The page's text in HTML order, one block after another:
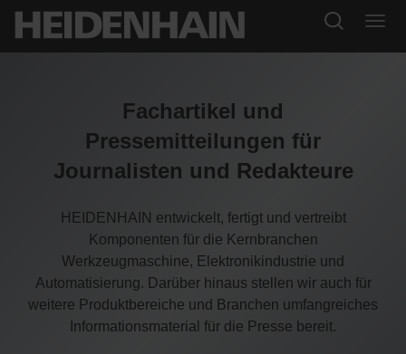
Fachartikel und
Pressemitteilungen für
Journalisten und Redakteure
HEIDENHAIN entwickelt, fertigt und vertreibt
Komponenten für die Kernbranchen
Werkzeugmaschine, Elektronikindustrie und
Automatisierung. Darüber hinaus stellen wir auch für
weitere Produktbereiche und Branchen umfangreiches
Informationsmaterial für die Presse bereit.